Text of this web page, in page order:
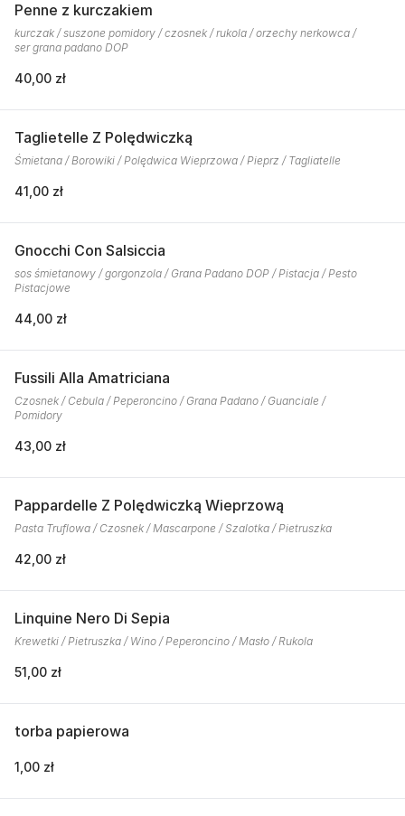
Penne z kurczakiem
kurczak / suszone pomidory / czosnek / rukola / orzechy nerkowca /
ser grana padano DOP
40,00 zł
Taglietelle Z Polędwiczką
Śmietana / Borowiki / Polędwica Wieprzowa / Pieprz / Tagliatelle
41,00 zł
Gnocchi Con Salsiccia
sos śmietanowy / gorgonzola / Grana Padano DOP / Pistacja / Pesto
Pistacjowe
44,00 zł
Fussili Alla Amatriciana
Czosnek / Cebula / Peperoncino / Grana Padano / Guanciale /
Pomidory
43,00 zł
Pappardelle Z Polędwiczką Wieprzową
Pasta Truflowa / Czosnek / Mascarpone / Szalotka / Pietruszka
42,00 zł
Linquine Nero Di Sepia
Krewetki / Pietruszka / Wino / Peperoncino / Masło / Rukola
51,00 zł
torba papierowa
1,00 zł